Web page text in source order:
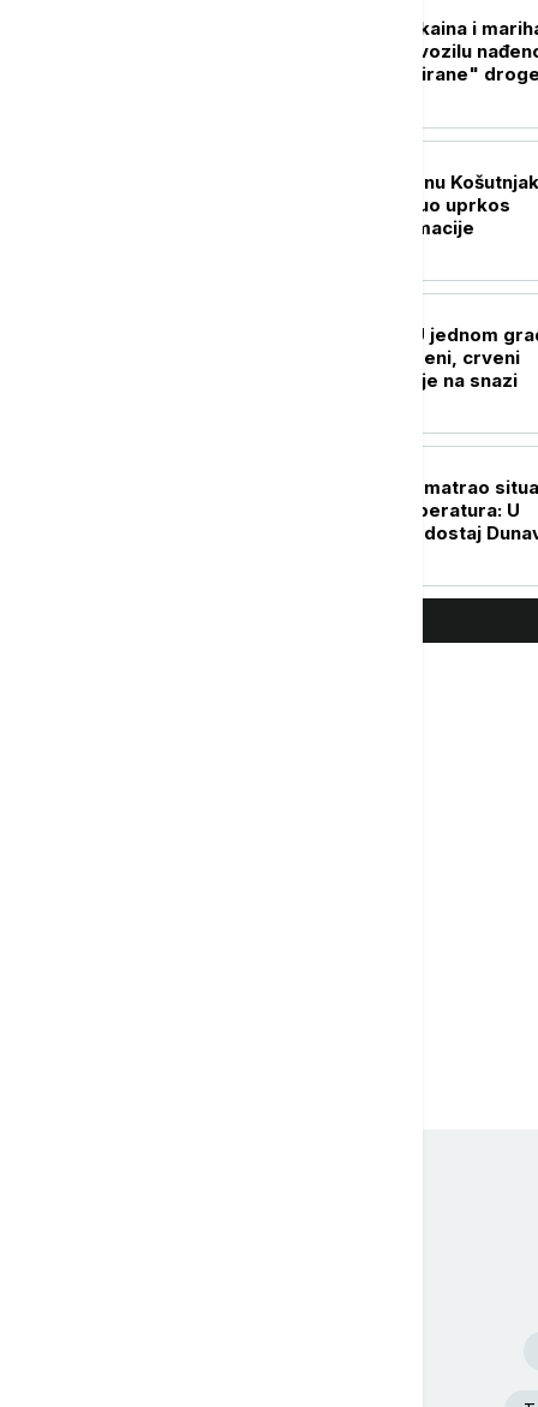
Velika zaplena kokaina i
u Novom Sadu: U vozilu
kilograma "brendirane"
Tragedija na bazenu
Muškarac preminuo uprkos
pokušajima reanimacije
Srbija se usijala: U jednom
izmereno 40 stepeni, crveni
meteo-alarm i dalje na snazi
Operativni tim razmatrao
zbog visokih temperatura: U
fokusu požari i vodostaj